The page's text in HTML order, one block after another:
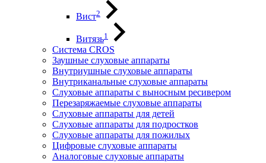
Вист2
Витязь1
Система CROS
Заушные слуховые аппараты
Внутриушные слуховые аппараты
Внутриканальные слуховые аппараты
Слуховые аппараты с выносным ресивером
Перезаряжаемые слуховые аппараты
Слуховые аппараты для детей
Слуховые аппараты для подростков
Слуховые аппараты для пожилых
Цифровые слуховые аппараты
Аналоговые слуховые аппараты